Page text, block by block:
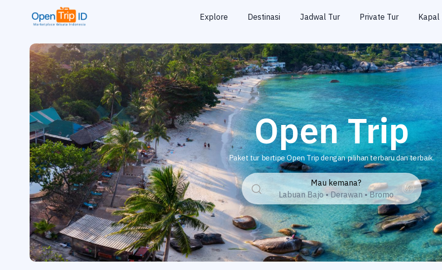
Explore Destinasi Jadwal Tur Private Tur Kapal
Open Trip
Paket tur bertipe Open Trip dengan pilihan terbaru dan terbaik.
Mau kemana?
Labuan Bajo • Derawan • Bromo